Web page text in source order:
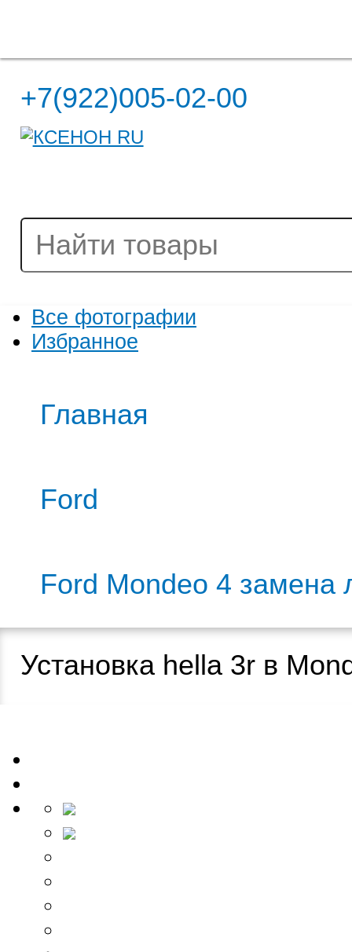
+7(922)005-02-00
Все фотографии
Избранное
Главная
Ford
Ford Mondeo 4 замена
Установка hella 3r в